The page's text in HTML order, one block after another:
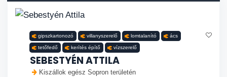
gipszkartonozó villanyszerelő lomtalanító ács
tetőfedő kerítés építő vízszerelő
SEBESTYÉN ATTILA
Kiszállok egész Sopron területén